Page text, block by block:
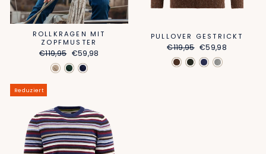
ROLLKRAGEN MIT
ZOPFMUSTER
Normaler
Preis
€119,95 Sonderpreis
€59,98
PULLOVER GESTRICKT
Normaler
Preis
€119,95 Sonderpreis
€59,98
Reduziert